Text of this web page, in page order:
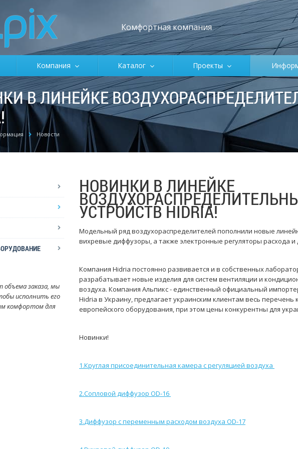
Комфортная компания
Компания Каталог Проекты
В ЛИНЕЙКЕ
Новости
объема заказа, мы
исполнить его
комфортом для
НОВИНКИ В ЛИНЕЙКЕ
УСТРОЙСТВ HIDRIA!
Модельный ряд воздухораспределителей пополнили новые
вихревые диффузоры, а также электронные регуляторы расхода и
Компания Hidria постоянно развивается и в собственных
разрабатывает новые изделия для систем вентиляции и
воздуха. Компания Альпикс - единственный официальный
Hidria в Украину, предлагает украинским клиентам весь перечень
европейского оборудования, при этом цены конкурентны для
Новинки!
1.Круглая присоединительная камера с регуляцией воздуха
2.Сопловой диффузор OD-16
3.Диффузор с переменным расходом воздуха OD-17